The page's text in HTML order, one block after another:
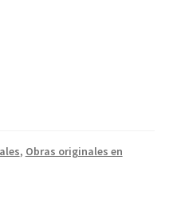
, Obras originales en